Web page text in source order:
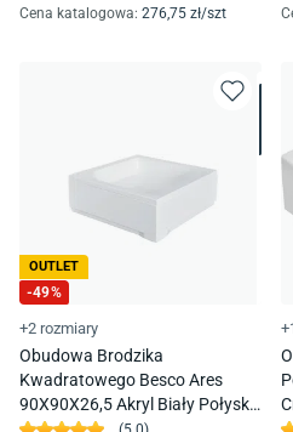
Cena katalogowa: 276,75 zł/szt
OUTLET
-49%
+2 rozmiary
Obudowa Brodzika
Kwadratowego Besco Ares
90X90X26,5 Akryl Biały Połysk